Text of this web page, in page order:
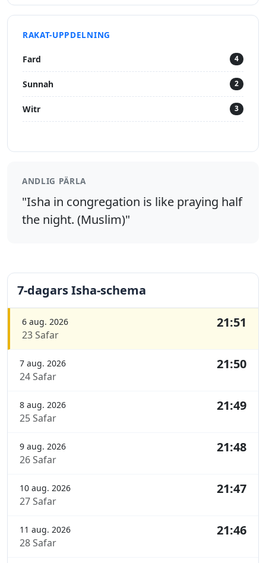
RAKAT-UPPDELNING
Fard 4
Sunnah 2
Witr 3
ANDLIG PÄRLA
"Isha in congregation is like praying half
the night. (Muslim)"
7-dagars Isha-schema
6 aug. 2026
23 Safar
21:51
7 aug. 2026
24 Safar
21:50
8 aug. 2026
25 Safar
21:49
9 aug. 2026
26 Safar
21:48
10 aug. 2026
27 Safar
21:47
11 aug. 2026
28 Safar
21:46